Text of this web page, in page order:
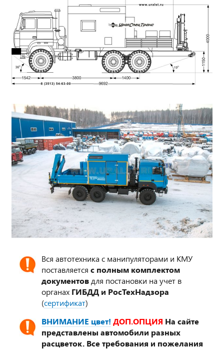
Вся автотехника с манипуляторами и КМУ
поставляется с полным комплектом
документов для постановки на учет в
органах ГИБДД и РосТехНадзора
(сертификат)
ВНИМАНИЕ цвет! ДОП.ОПЦИЯ На сайте
представлены автомобили разных
расцветок. Все требования и пожелания